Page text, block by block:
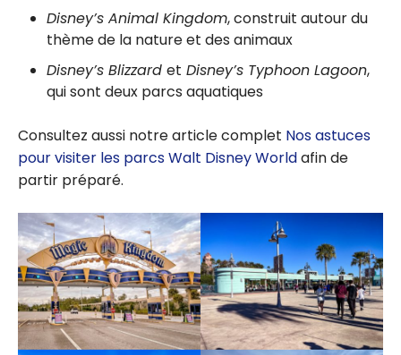
Disney’s Animal Kingdom, construit autour du
thème de la nature et des animaux
Disney’s Blizzard et Disney’s Typhoon Lagoon,
qui sont deux parcs aquatiques
Consultez aussi notre article complet Nos astuces
pour visiter les parcs Walt Disney Worldafin de
partir préparé.